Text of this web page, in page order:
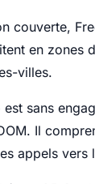
couverte,
en zones
villes.
sans
Il
appels